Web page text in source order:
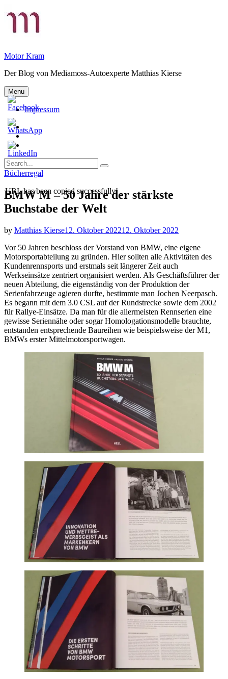
to
Motor Kram
Der Blog von Mediamoss-Autoexperte Matthias Kierse
Menu
Impressum
Privatsphäre-
Einstellungen
Historie
Privatsphäre-
Einstellungen
widerrufen
Search
for:
Search
Categories
Bücherregal
BMW M – 50 Jahre der stärkste
Buchstabe der Welt
by Matthias Kierse12. Oktober 202212. Oktober 2022
Vor 50 Jahren beschloss der Vorstand von BMW, eine eigene
Motorsportabteilung zu gründen. Hier sollten alle Aktivitäten des
Kundenrennsports und erstmals seit längerer Zeit auch
Werkseinsätze zentriert organisiert werden. Als Geschäftsführer der
neuen Abteilung, die eigenständig von der Produktion der
Serienfahrzeuge agieren durfte, bestimmte man Jochen Neerpasch.
Es begann mit dem 3.0 CSL auf der Rundstrecke sowie dem 2002
für Rallye-Einsätze. Da man für die allermeisten Rennserien eine
gewisse Seriennähe oder sogar Homologationsmodelle brauchte,
entstanden entsprechende Baureihen wie beispielsweise der M1,
BMWs erster Mittelmotorsportwagen.
URL has been copied successfully!